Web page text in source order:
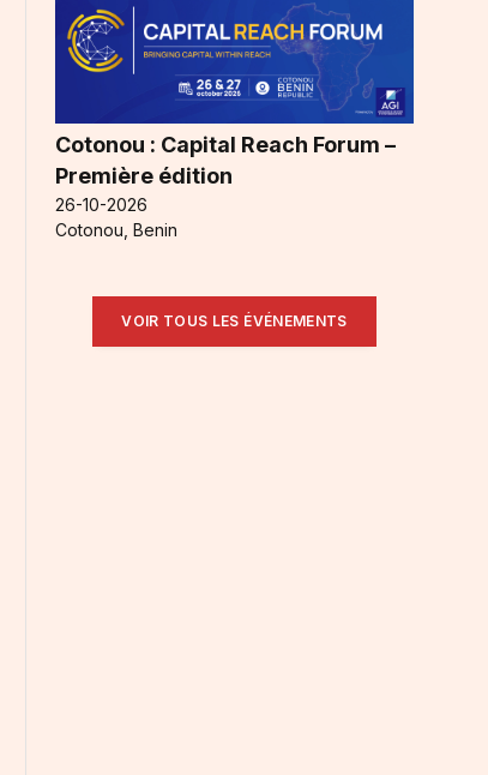
Cotonou : Capital Reach Forum –
Première édition
26-10-2026
Cotonou, Benin
VOIR TOUS LES ÉVÉNEMENTS